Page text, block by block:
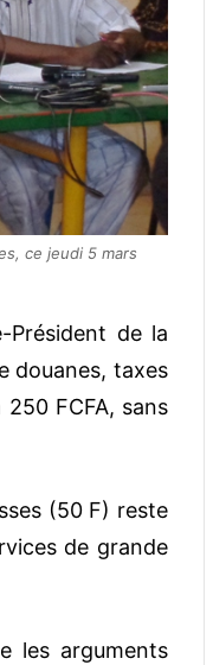
ce jeudi 5 mars
Président de la
douanes, taxes
FCFA, sans
(50 F) reste
de grande
les arguments